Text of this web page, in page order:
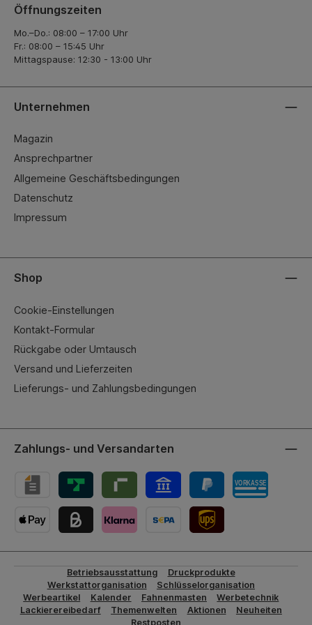
Öffnungszeiten
Mo.–Do.: 08:00 – 17:00 Uhr
Fr.: 08:00 – 15:45 Uhr
Mittagspause: 12:30 - 13:00 Uhr
Unternehmen
Magazin
Ansprechpartner
Allgemeine Geschäftsbedingungen
Datenschutz
Impressum
Shop
Cookie-Einstellungen
Kontakt-Formular
Rückgabe oder Umtausch
Versand und Lieferzeiten
Lieferungs- und Zahlungsbedingungen
Zahlungs- und Versandarten
Betriebsausstattung
Druckprodukte
Werkstattorganisation
Schlüsselorganisation
Werbeartikel
Kalender Fahnenmasten
Werbetechnik
Lackierereibedarf
Themenwelten Aktionen
Neuheiten
Restposten